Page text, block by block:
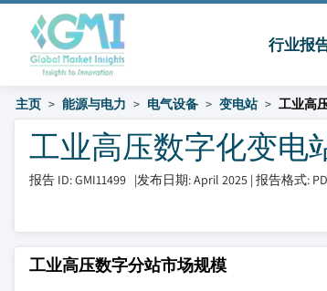
行业报
主页 能源与电力 电气设备 变电站 工业高
工业高压数字化变电
报告 ID: GMI11499 |发布日期: April 2025 | 报告格式:
工业高压数字分站市场规模